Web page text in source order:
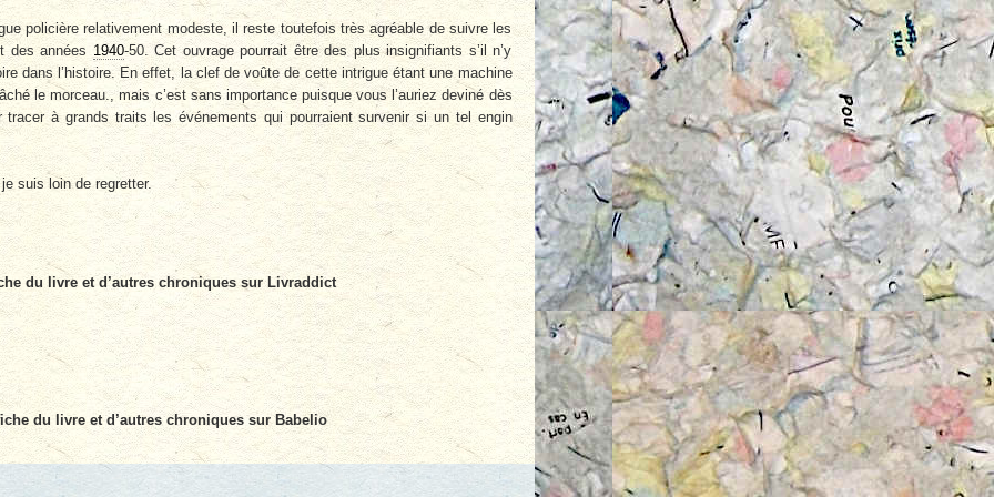
policière relativement modeste, il reste toutefois très agréable de suivre les
des années 1940-50. Cet ouvrage pourrait être des plus insignifiants s’il n’y
dans l’histoire. En effet, la clef de voûte de cette intrigue étant une machine
le morceau., mais c’est sans importance puisque vous l’auriez deviné dès
tracer à grands traits les événements qui pourraient survenir si un tel engin
suis loin de regretter.
du livre et d’autres chroniques sur Livraddict
du livre et d’autres chroniques sur Babelio